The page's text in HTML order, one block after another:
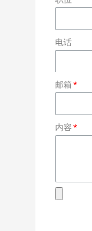
电话
邮箱
内容